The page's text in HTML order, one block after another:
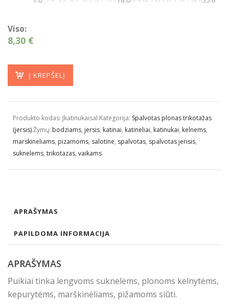
Viso:
8,30 €
Į KREPŠELĮ
Produkto kodas: Jkatinukaisal.Kategorija: Spalvotas plonas trikotažas
(jersis).Žymų: bodziams, jersis, katinai, katineliai, katinukai, kelnems,
marskineliams, pizamoms, salotine, spalvotas, spalvotas jerisis,
suknelems, trikotazas, vaikams.
APRAŠYMAS
PAPILDOMA INFORMACIJA
APRAŠYMAS
Puikiai tinka lengvoms suknelėms, plonoms kelnytėms,
kepurytėms, marškinėliams, pižamoms siūti.